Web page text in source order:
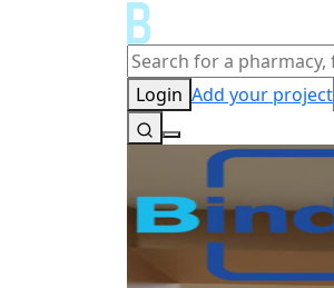
Login Add your project